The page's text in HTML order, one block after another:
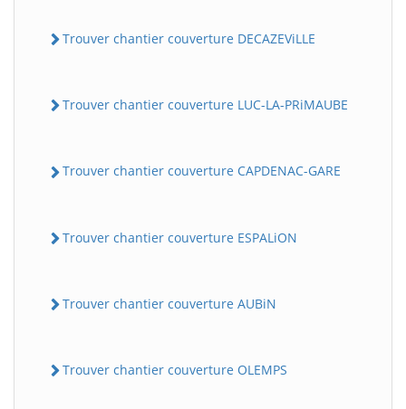
Trouver chantier couverture DECAZEViLLE
Trouver chantier couverture LUC-LA-PRiMAUBE
Trouver chantier couverture CAPDENAC-GARE
Trouver chantier couverture ESPALiON
Trouver chantier couverture AUBiN
Trouver chantier couverture OLEMPS